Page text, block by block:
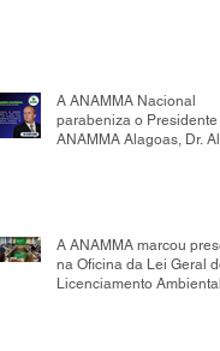
A ANAMMA Nacional
parabeniza o
ANAMMA Alagoas, Dr.
A ANAMMA marcou
na Oficina da Lei Geral
Licenciamento